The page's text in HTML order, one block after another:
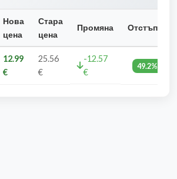
Нова
цена
Стара
цена
Промяна Отстъпка
12.99
€
25.56
€
-12.57
€
49.2%